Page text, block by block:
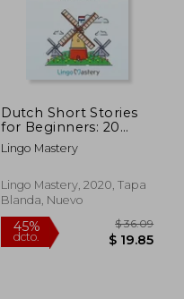
dcto. $
Dutch Short Stories
for Beginners: 20
Captivating Short
Stories to Learn
Vocabulary the fun
Way! 1 (Easy Dutch
Lingo Mastery
Lingo Mastery, 2020, Tapa
Blanda, Nuevo